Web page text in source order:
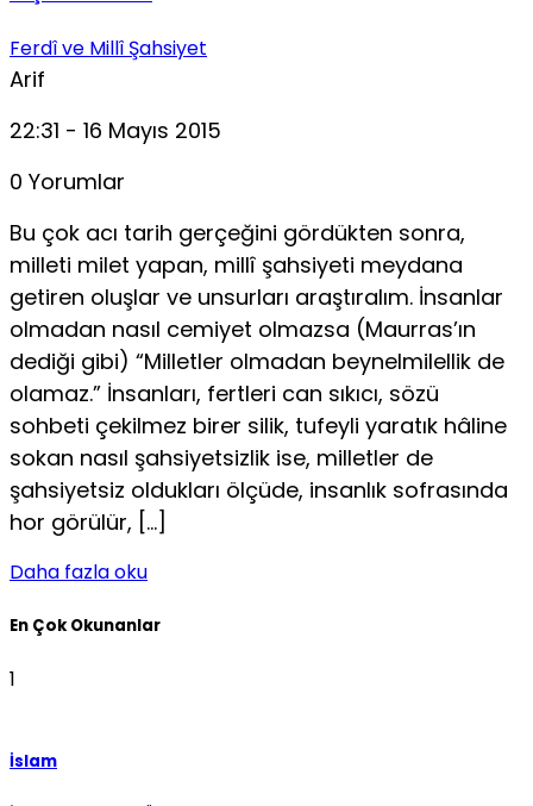
Ferdî ve Millî Şahsiyet
Arif
22:31 - 16 Mayıs 2015
0 Yorumlar
Bu çok acı tarih gerçeğini gördükten sonra,
mille­ti milet yapan, millî şahsiyeti meydana
getiren oluşlar ve unsurları araştıralım. İnsanlar
olmadan nasıl cemiyet olmazsa (Maurras’ın
dediği gibi) “Milletler olmadan beynelmilellik de
olamaz.” İnsanları, fertleri can sıkıcı, sözü
sohbeti çekilmez birer silik, tufeyli yaratık hâline
sokan nasıl şahsiyetsizlik ise, milletler de
şahsiyetsiz oldukları öl­çüde, insanlık sofrasında
hor görülür, […]
Daha fazla oku
En Çok Okunanlar
1
İslam